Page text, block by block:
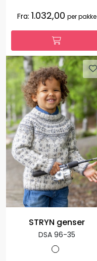
Fra: 1.032,00 per pakke
STRYN genser
DSA 96-35